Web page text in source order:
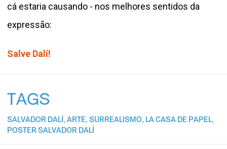
cá estaria causando - nos melhores sentidos da
expressão:
Salve Dalí!
TAGS
SALVADOR DALÍ, ARTE, SURREALISMO, LA CASA DE PAPEL,
POSTER SALVADOR DALÍ